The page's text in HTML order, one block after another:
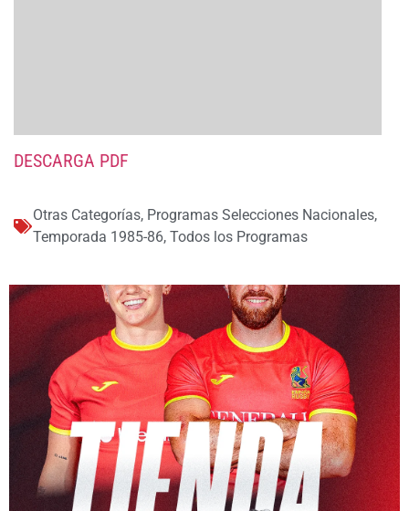
DESCARGA PDF
Otras Categorías, Programas Selecciones Nacionales,
Temporada 1985-86, Todos los Programas